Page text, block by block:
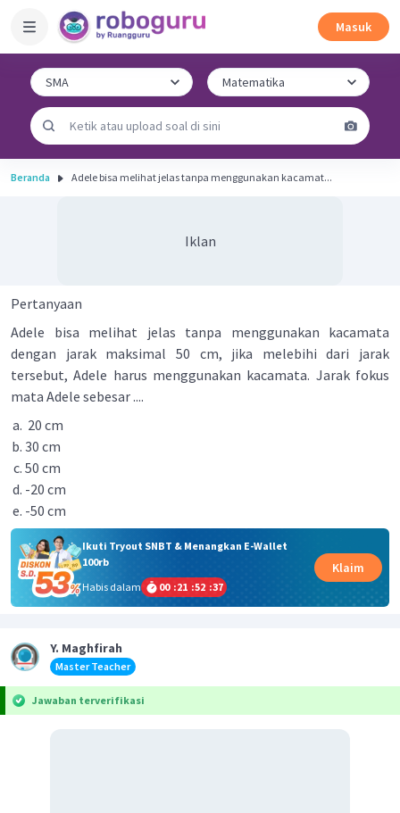
Masuk
Beranda Adele bisa melihat jelas tanpa menggunakan kacamat...
Iklan
Pertanyaan
Adele bisa melihat jelas tanpa menggunakan kacamata
dengan jarak maksimal 50 cm, jika melebihi dari jarak
tersebut, Adele harus menggunakan kacamata. Jarak fokus
mata Adele sebesar ....
20 cm
30 cm
50 cm
-20 cm
-50 cm
Ikuti Tryout SNBT & Menangkan E-Wallet
100rb
Habis dalam
00 :21 :52 :37
Klaim
Y. Maghfirah
Master Teacher
Jawaban terverifikasi